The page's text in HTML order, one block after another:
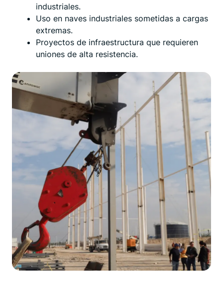
industriales.
Uso en naves industriales sometidas a cargas
extremas.
Proyectos de infraestructura que requieren
uniones de alta resistencia.